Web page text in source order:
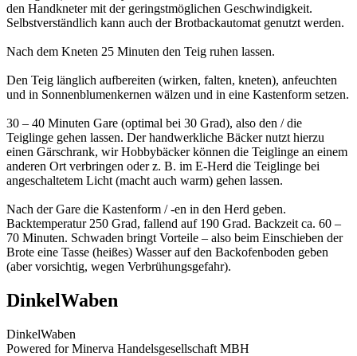
den Handkneter mit der geringstmöglichen Geschwindigkeit.
Selbstverständlich kann auch der Brotbackautomat genutzt werden.
Nach dem Kneten 25 Minuten den Teig ruhen lassen.
Den Teig länglich aufbereiten (wirken, falten, kneten), anfeuchten
und in Sonnenblumenkernen wälzen und in eine Kastenform setzen.
30 – 40 Minuten Gare (optimal bei 30 Grad), also den / die
Teiglinge gehen lassen. Der handwerkliche Bäcker nutzt hierzu
einen Gärschrank, wir Hobbybäcker können die Teiglinge an einem
anderen Ort verbringen oder z. B. im E-Herd die Teiglinge bei
angeschaltetem Licht (macht auch warm) gehen lassen.
Nach der Gare die Kastenform / -en in den Herd geben.
Backtemperatur 250 Grad, fallend auf 190 Grad. Backzeit ca. 60 –
70 Minuten. Schwaden bringt Vorteile – also beim Einschieben der
Brote eine Tasse (heißes) Wasser auf den Backofenboden geben
(aber vorsichtig, wegen Verbrühungsgefahr).
DinkelWaben
DinkelWaben
Powered for Minerva Handelsgesellschaft MBH